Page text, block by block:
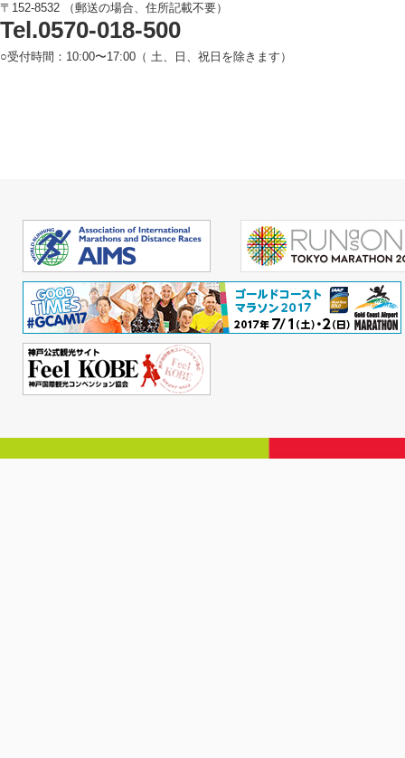
〒152-8532 （郵送の場合、住所記載不要）
Tel.0570-018-500
○受付時間：10:00〜17:00（ 土、日、祝日を除きます）